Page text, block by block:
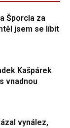
Šporcla za
jsem se líbit
Kašpárek
vnadnou
vynález,